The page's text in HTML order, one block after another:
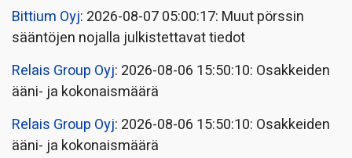
Bittium Oyj: 2026-08-07 05:00:17: Muut pörssin
sääntöjen nojalla julkistettavat tiedot
Relais Group Oyj: 2026-08-06 15:50:10: Osakkeiden
ääni- ja kokonaismäärä
Relais Group Oyj: 2026-08-06 15:50:10: Osakkeiden
ääni- ja kokonaismäärä